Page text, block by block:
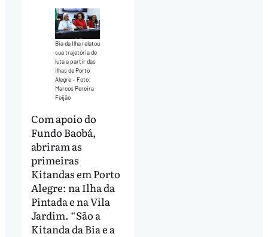
Bia da Ilha relatou
sua trajetória de
luta a partir das
ilhas de Porto
Alegre – Foto:
Marcos Pereira
Feijão
Com apoio do
Fundo Baobá,
abriram as
primeiras
Kitandas em Porto
Alegre: na Ilha da
Pintada e na Vila
Jardim. “São a
Kitanda da Bia e a